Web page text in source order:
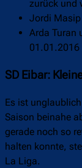
zurück und
Jordi Masip
Arda Turan
01.01.2016
SD Eibar:
Es ist
Saison beinahe
gerade noch so
halten konnte,
La Liga.